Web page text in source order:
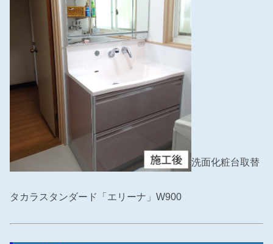
洗面化粧台取替
タカラスタンダード「エリーナ」W900